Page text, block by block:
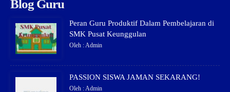
Blog Guru
Peran Guru Produktif Dalam Pembelajaran di
SMK Pusat Keunggulan
Oleh : Admin
PASSION SISWA JAMAN SEKARANG!
Oleh : Admin